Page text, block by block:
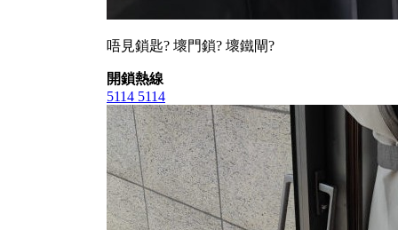
唔見鎖匙? 壞門鎖? 壞鐵閘?
開鎖熱線
5114 5114